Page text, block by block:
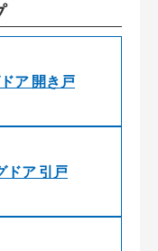
ア 開き戸
ドア 引戸